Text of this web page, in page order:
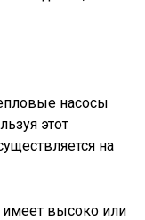
насосы
этот
на
высоко или